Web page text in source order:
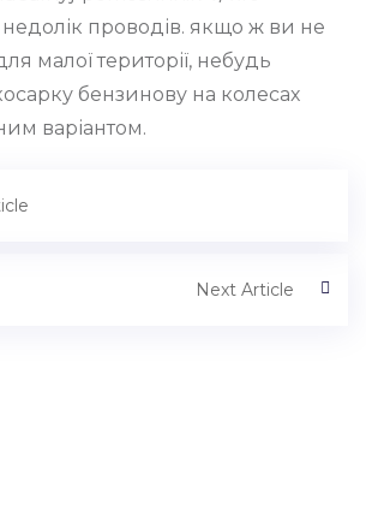
проводів. якщо ж ви не
малої території, небудь
бензинову на колесах
варіантом.
Next Article